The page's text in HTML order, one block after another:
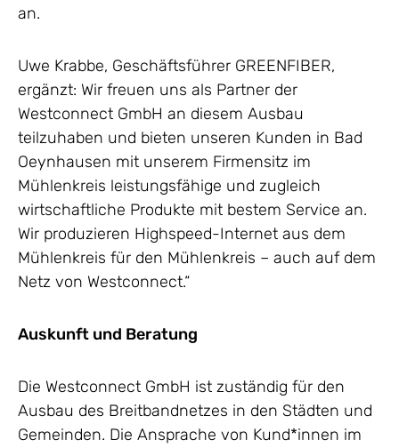
an.
Uwe Krabbe, Geschäftsführer GREENFIBER,
ergänzt: Wir freuen uns als Partner der
Westconnect GmbH an diesem Ausbau
teilzuhaben und bieten unseren Kunden in Bad
Oeynhausen mit unserem Firmensitz im
Mühlenkreis leistungsfähige und zugleich
wirtschaftliche Produkte mit bestem Service an.
Wir produzieren Highspeed-Internet aus dem
Mühlenkreis für den Mühlenkreis – auch auf dem
Netz von Westconnect.“
Auskunft und Beratung
Die Westconnect GmbH ist zuständig für den
Ausbau des Breitbandnetzes in den Städten und
Gemeinden. Die Ansprache von Kund*innen im